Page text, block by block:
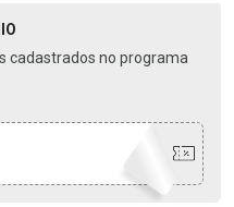
cadastrados no programa